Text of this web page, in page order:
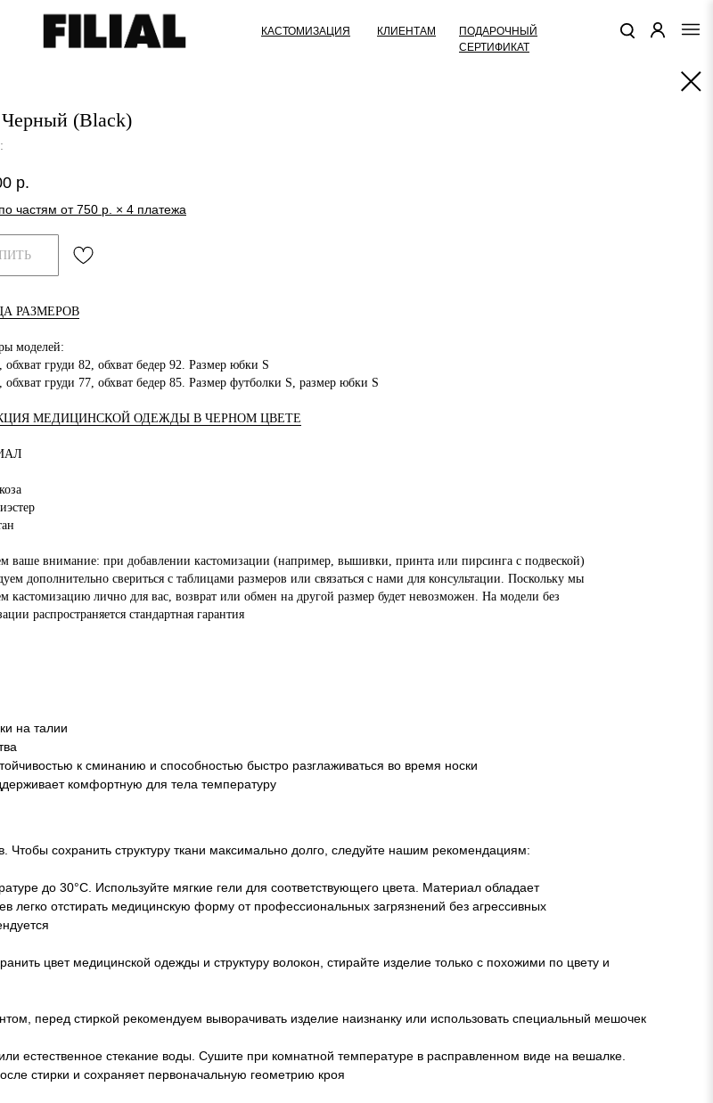
ПОДАРОЧНЫЙ
СЕРТИФИКАТ
КЛИЕНТАМ
КАСТОМИЗАЦИЯ
(Black)
р.
частям от 750 р. × 4 платежа
РАЗМЕРОВ
моделей:
обхват груди 82, обхват бедер 92. Размер юбки S
обхват груди 77, обхват бедер 85. Размер футболки S, размер юбки S
МЕДИЦИНСКОЙ ОДЕЖДЫ В ЧЕРНОМ ЦВЕТЕ
ваше внимание: при добавлении кастомизации (например, вышивки, принта или пирсинга с подвеской)
дополнительно свериться с таблицами размеров или связаться с нами для консультации. Поскольку мы
кастомизацию лично для вас, возврат или обмен на другой размер будет невозможен. На модели без
распространяется стандартная гарантия
на талии
к сминанию и способностью быстро разглаживаться во время носки
комфортную для тела температуру
сохранить структуру ткани максимально долго, следуйте нашим рекомендациям:
до 30°C. Используйте мягкие гели для соответствующего цвета. Материал обладает
легко отстирать медицинскую форму от профессиональных загрязнений без агрессивных
цвет медицинской одежды и структуру волокон, стирайте изделие только с похожими по цвету и
перед стиркой рекомендуем выворачивать изделие наизнанку или использовать специальный мешочек
стекание воды. Сушите при комнатной температуре в расправленном виде на вешалке.
стирки и сохраняет первоначальную геометрию кроя